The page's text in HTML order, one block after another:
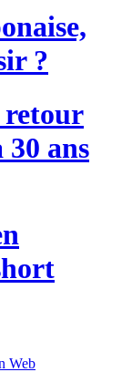
?
ans
Web